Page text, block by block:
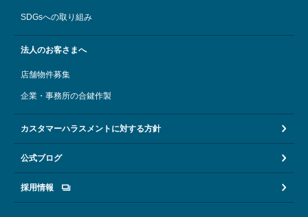
SDGsへの取り組み
法人のお客さまへ
店舗物件募集
企業・事務所の合鍵作製
カスタマーハラスメントに対する方針
公式ブログ
採用情報